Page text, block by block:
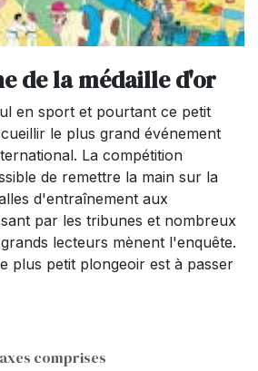
de la médaille d'or
en sport et pourtant ce petit
le plus grand événement
La compétition
de remettre la main sur la
d'entraînement aux
par les tribunes et nombreux
lecteurs mènent l'enquête.
plus petit plongeoir est à passer
comprises